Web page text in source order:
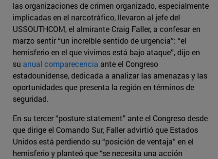
las organizaciones de crimen organizado, especialmente
implicadas en el narcotráfico, llevaron al jefe del
USSOUTHCOM, el almirante Craig Faller, a confesar en
marzo sentir “un increíble sentido de urgencia”: “el
hemisferio en el que vivimos está bajo ataque”, dijo en
su anual comparecencia ante el Congreso
estadounidense, dedicada a analizar las amenazas y las
oportunidades que presenta la región en términos de
seguridad.
En su tercer “posture statement” ante el Congreso desde
que dirige el Comando Sur, Faller advirtió que Estados
Unidos está perdiendo su “posición de ventaja” en el
hemisferio y planteó que “se necesita una acción